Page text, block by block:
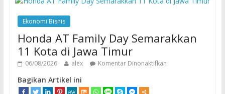
Ekonomi Bisnis
Honda AT Family Day Semarakkan
11 Kota di Jawa Timur
06/08/2026 alex Komentar Dinonaktifkan
Bagikan Artikel ini